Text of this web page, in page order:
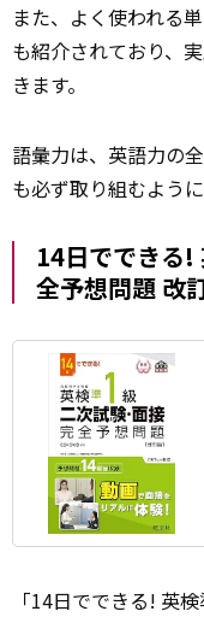
また、よく使われる
も紹介されており、
きます。
語彙力は、英語力の
も必ず取り組むように
14日でできる!
全予想問題 改
「14日でできる! 英